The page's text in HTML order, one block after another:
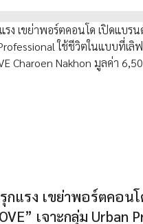
กแรง เขย่าพอร์ตคอน
เจาะกลุ่ม Urban